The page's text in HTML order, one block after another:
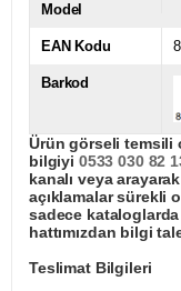
Model
EAN Kodu
Barkod
Ürün görseli temsili
bilgiyi 0533 030 82
kanalı veya
açıklamalar sürekli
sadece
hattımızdan bilgi
Teslimat Bilgileri